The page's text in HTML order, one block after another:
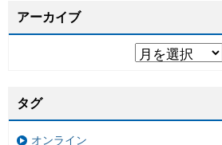
アーカイブ
タグ
オンライン